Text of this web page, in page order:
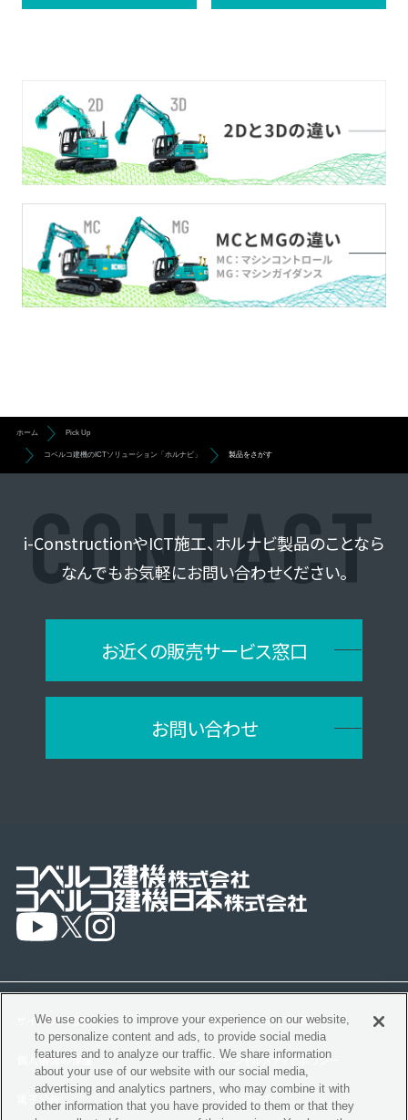
ホーム Pick Up
コベルコ建機のICTソリューション「ホルナビ」 製品をさがす
i-ConstructionやICT施工、ホルナビ製品のことなら
なんでもお気軽にお問い合わせください。
お近くの販売サービス窓口
お問い合わせ
サイトのご利用について 製品に関するご留意事項
個人情報の保護 ソーシャルメディアポリシー
電子公告 サイトマップ
We use cookies to improve your experience on our website,
to personalize content and ads, to provide social media
features and to analyze our traffic. We share information
about your use of our website with our social media,
advertising and analytics partners, who may combine it with
other information that you have provided to them or that they